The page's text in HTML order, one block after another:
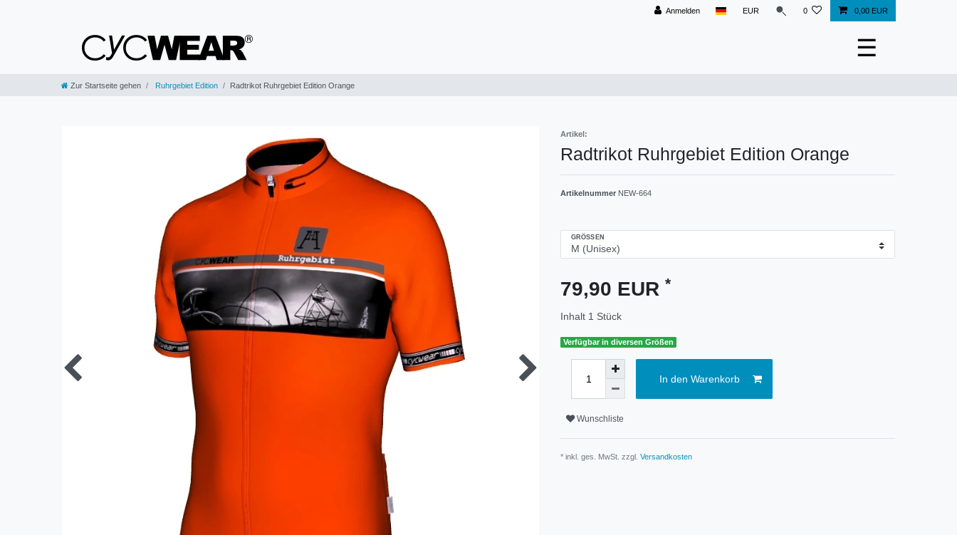
Anmelden EUR 0 0,00 EUR
☰
Zur Startseite gehen Ruhrgebiet Edition Radtrikot Ruhrgebiet Edition Orange
Artikel:
Radtrikot Ruhrgebiet Edition Orange
Artikelnummer NEW-664
GRÖSSEN
79,90 EUR *
Inhalt 1 Stück
Verfügbar in diversen Größen
In den Warenkorb
Wunschliste
* inkl. ges. MwSt. zzgl. Versandkosten